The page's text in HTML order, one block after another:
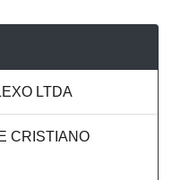
LTDA
CRISTIANO